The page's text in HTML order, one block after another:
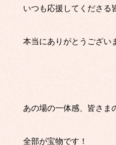
いつも応援してくださる
本当にありがとうござい
あの場の一体感、皆さ
全部が宝物です！